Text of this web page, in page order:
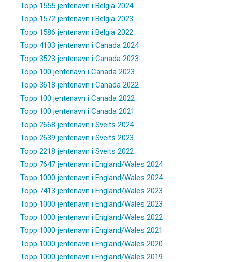
Topp 1555 jentenavn i Belgia 2024
Topp 1572 jentenavn i Belgia 2023
Topp 1586 jentenavn i Belgia 2022
Topp 4103 jentenavn i Canada 2024
Topp 3523 jentenavn i Canada 2023
Topp 100 jentenavn i Canada 2023
Topp 3618 jentenavn i Canada 2022
Topp 100 jentenavn i Canada 2022
Topp 100 jentenavn i Canada 2021
Topp 2668 jentenavn i Sveits 2024
Topp 2639 jentenavn i Sveits 2023
Topp 2218 jentenavn i Sveits 2022
Topp 7647 jentenavn i England/Wales 2024
Topp 1000 jentenavn i England/Wales 2024
Topp 7413 jentenavn i England/Wales 2023
Topp 1000 jentenavn i England/Wales 2023
Topp 1000 jentenavn i England/Wales 2022
Topp 1000 jentenavn i England/Wales 2021
Topp 1000 jentenavn i England/Wales 2020
Topp 1000 jentenavn i England/Wales 2019